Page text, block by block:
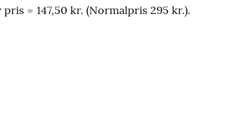
= 147,50 kr. (Normalpris 295 kr.).